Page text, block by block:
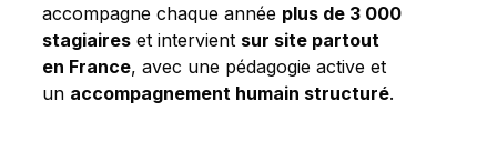
accompagne chaque année plus de 3 000
stagiaires et intervient sur site partout
en France, avec une pédagogie active et
un accompagnement humain structuré.